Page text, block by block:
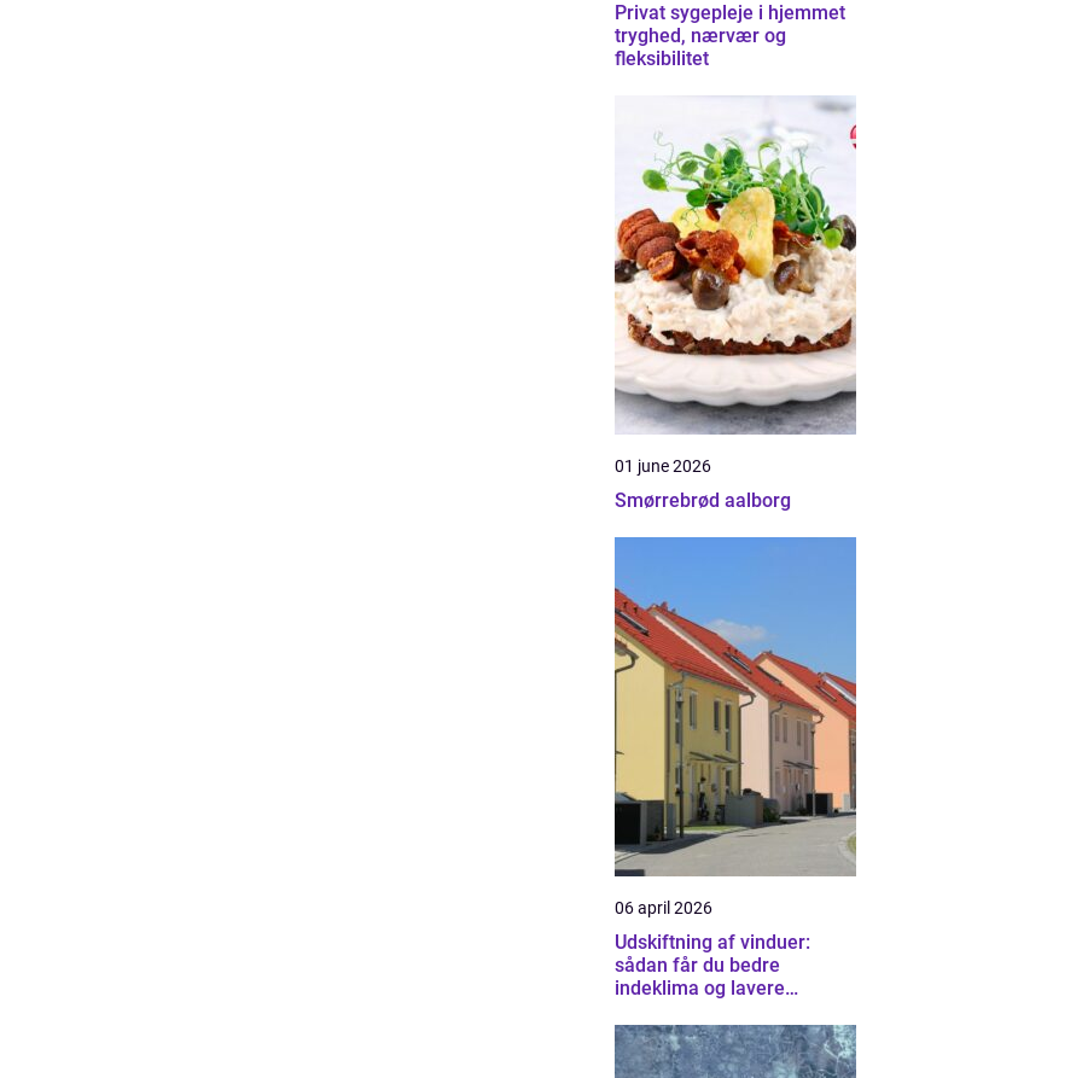
Privat sygepleje i hjemmet
tryghed, nærvær og
fleksibilitet
01 june 2026
Smørrebrød aalborg
06 april 2026
Udskiftning af vinduer:
sådan får du bedre
indeklima og lavere